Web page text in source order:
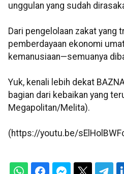
unggulan yang sudah
Dari pengelolaan zakat yang
pemberdayaan ekonomi
kemanusiaan—semuanya
Yuk, kenali lebih dekat
bagian dari kebaikan yang
Megapolitan/Melita).
(https://youtu.be/